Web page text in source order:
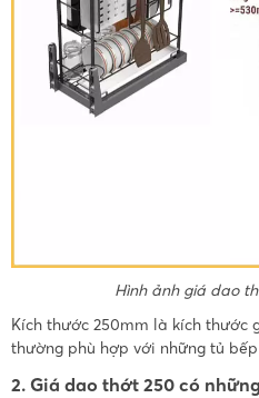
Hình ảnh giá dao
Kích thước 250mm là kích thước
thường phù hợp với những tủ
2. Giá dao thớt 250 có